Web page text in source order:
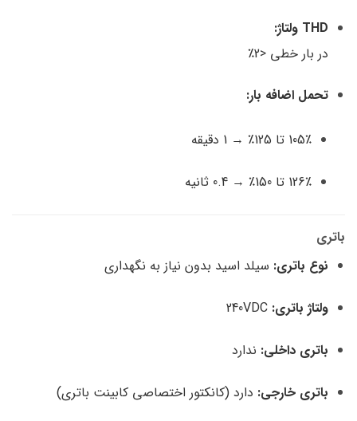
THD ولتاژ:
در بار خطی <2٪
تحمل اضافه بار:
105٪ تا 125٪ → 1 دقیقه
126٪ تا 150٪ → 0.4 ثانیه
باتری
نوع باتری: سیلد اسید بدون نیاز به نگهداری
ولتاژ باتری:
باتری داخلی: ندارد
باتری خارجی: دارد (کانکتور اختصاصی کابینت باتری)